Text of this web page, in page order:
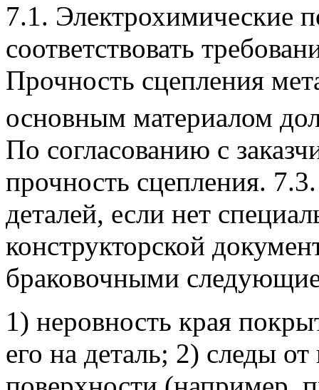
7.1. Электрохимические
соответствовать
Прочность сцепления
основным материалом
По согласованию с
прочность сцепления.
деталей, если нет
конструкторской
браковочными
1) неровность края
его на деталь; 2) следы от